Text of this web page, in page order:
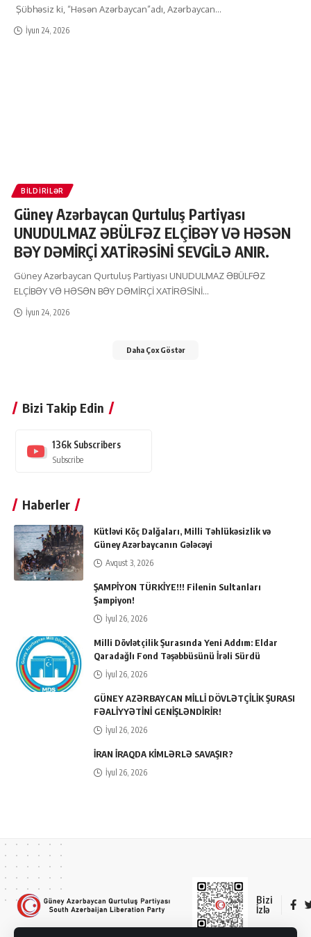
Şübhəsiz ki, “Həsən Azərbaycan”adı, Azərbaycan…
İyun 24, 2026
BILDIRILƏR
Güney Azərbaycan Qurtuluş Partiyası
UNUDULMAZ ƏBÜLFƏZ ELÇİBƏY VƏ HƏSƏN
BƏY DƏMİRÇİ XATİRƏSİNİ SEVGİLƏ ANIR.
Güney Azərbaycan Qurtuluş Partiyası UNUDULMAZ ƏBÜLFƏZ
ELÇİBƏY VƏ HƏSƏN BƏY DƏMİRÇİ XATİRƏSİNİ…
İyun 24, 2026
Daha Çox Göstər
Bizi Takip Edin
136k Subscribers
Subscribe
Haberler
Kütləvi Köç Dalğaları, Milli Təhlükəsizlik və
Güney Azərbaycanın Gələcəyi
Avqust 3, 2026
ŞAMPİYON TÜRKİYE!!! Filenin Sultanları
Şampiyon!
İyul 26, 2026
Milli Dövlətçilik Şurasında Yeni Addım: Eldar
Qaradağlı Fond Təşəbbüsünü İrəli Sürdü
İyul 26, 2026
GÜNEY AZƏRBAYCAN MİLLİ DÖVLƏTÇİLİK ŞURASI
FƏALİYYƏTİNİ GENİŞLƏNDİRİR!
İyul 26, 2026
İRAN İRAQDA KİMLƏRLƏ SAVAŞIR?
İyul 26, 2026
Bizi
İzlə